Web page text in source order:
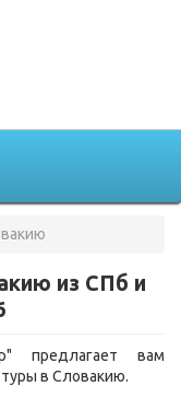
из СПб и
предлагает вам
в Словакию.